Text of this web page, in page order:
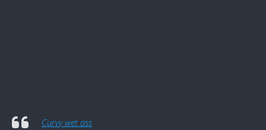
Curvy wet ass